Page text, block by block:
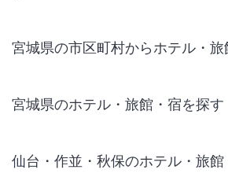
宮城県の市区町村からホテル・
宮城県のホテル・旅館・宿を探す
仙台・作並・秋保のホテル・旅館